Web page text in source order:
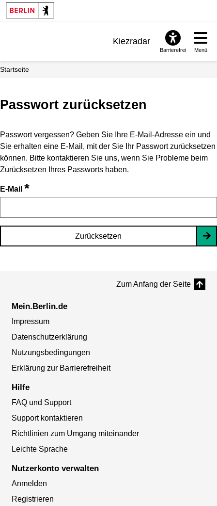
Kiezradar
Barrierefrei Menü
Startseite
Passwort zurücksetzen
Passwort vergessen? Geben Sie Ihre E-Mail-Adresse ein und
Sie erhalten eine E-Mail, mit der Sie Ihr Passwort zurücksetzen
können. Bitte kontaktieren Sie uns, wenn Sie Probleme beim
Zurücksetzen Ihres Passworts haben.
E-Mail *
Zurücksetzen
Zum Anfang der Seite
Mein.Berlin.de
Impressum
Datenschutzerklärung
Nutzungsbedingungen
Erklärung zur Barrierefreiheit
Hilfe
FAQ und Support
Support kontaktieren
Richtlinien zum Umgang miteinander
Leichte Sprache
Nutzerkonto verwalten
Anmelden
Registrieren